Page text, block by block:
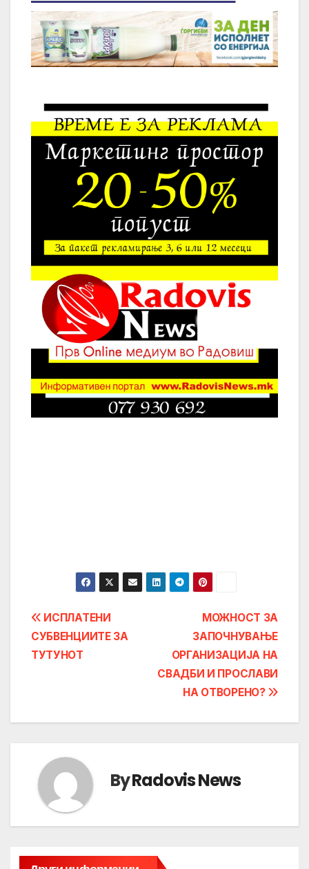
Post
navigation
МОЖНОСТ ЗА
ЗАПОЧНУВАЊЕ
ОРГАНИЗАЦИЈА НА
СВАДБИ И ПРОСЛАВИ
НА ОТВОРЕНО?
ИСПЛАТЕНИ
СУБВЕНЦИИТЕ ЗА
ТУТУНОТ
ByRadovis News